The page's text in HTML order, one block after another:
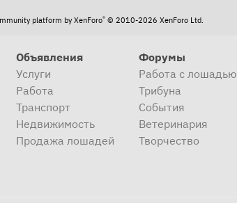
platform by XenForo® © 2010-2026 XenForo Ltd.
Объявления
Услуги
Работа
Транспорт
Недвижимость
Продажа лошадей
Форумы
Работа с лошадью
Трибуна
События
Ветеринария
Творчество